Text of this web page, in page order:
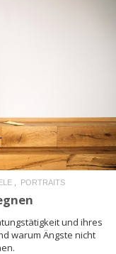
PORTRAITS
und ihres
warum Ängste nicht